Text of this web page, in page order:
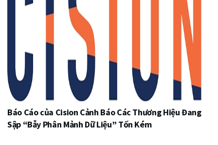
Báo Cáo của Cision Cảnh Báo Các Thương Hiệu Đang
Sập “Bẫy Phân Mảnh Dữ Liệu” Tốn Kém